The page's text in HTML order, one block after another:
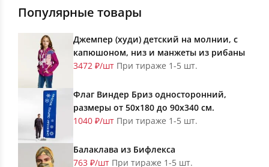
Популярные товары
Джемпер (худи) детский на молнии, с
капюшоном, низ и манжеты из рибаны
3472 ₽/шт При тираже 1-5 шт.
Флаг Виндер Бриз односторонний,
размеры от 50х180 до 90х340 см.
1040 ₽/шт При тираже 1-5 шт.
Балаклава из Бифлекса
763 ₽/шт При тираже 1-5 шт.